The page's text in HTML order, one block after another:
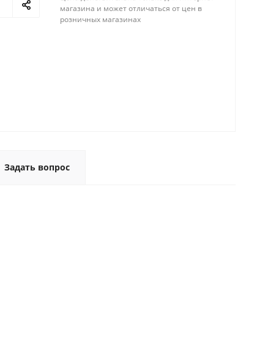
магазина и может отличаться от цен в
розничных магазинах
Задать вопрос